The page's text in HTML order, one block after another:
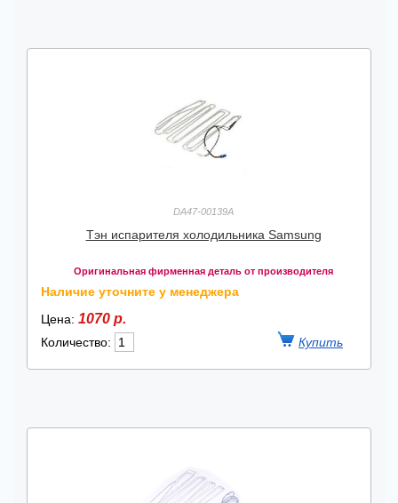
DA47-00139A
Тэн испарителя холодильника Samsung
Оригинальная фирменная деталь от производителя
Наличие уточните у менеджера
Цена: 1070 р.
Количество: